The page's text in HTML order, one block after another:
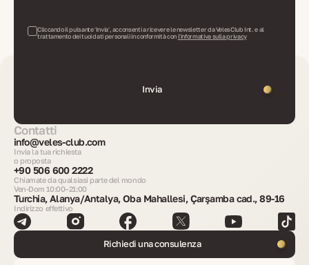
Cliccando il pulsante 'Invia', acconsenti a ricevere le newsletter da VelesClub Int. e al
trattamento dei tuoi dati personali in conformità conl'informativa sulla privacy
Invia
Contatti
info@veles-club.com
Invia la tua richiesta
o proposta
+90 506 600 2222
Chiamate da qualsiasi parte del mondo
Ven-Dom 10:00–21:00
Turchia, Alanya/Antalya, Oba Mahallesi, Çarşamba cad., 89-16
Indirizzo effettivo
Richiedi una consulenza